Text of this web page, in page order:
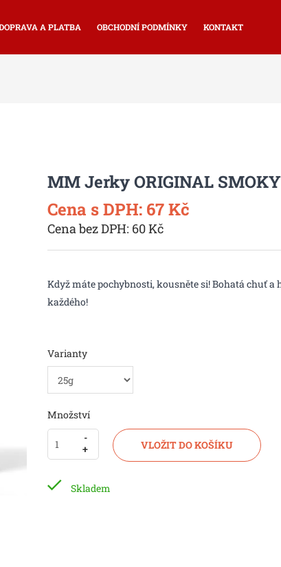
A PLATBA OBCHODNÍ PODMÍNKY KONTAKT
MM Jerky ORIGINAL
Cena s DPH: 67 Kč
Cena bez DPH: 60 Kč
Když máte pochybnosti, kousněte si! Bohatá chuť
každého!
Varianty
Množství
--
+
+ VLOŽIT DO KOŠÍKU
Skladem